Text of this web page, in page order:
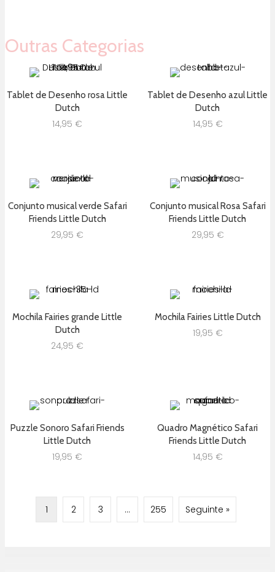
Outras Categorias
Tablet de Desenho rosa Little
Dutch
14,95 €
Tablet de Desenho azul Little
Dutch
14,95 €
Conjunto musical verde Safari
Friends Little Dutch
29,95 €
Conjunto musical Rosa Safari
Friends Little Dutch
29,95 €
Mochila Fairies grande Little
Dutch
24,95 €
Mochila Fairies Little Dutch
19,95 €
Puzzle Sonoro Safari Friends
Little Dutch
19,95 €
Quadro Magnético Safari
Friends Little Dutch
14,95 €
1 2 3 … 255 Seguinte »